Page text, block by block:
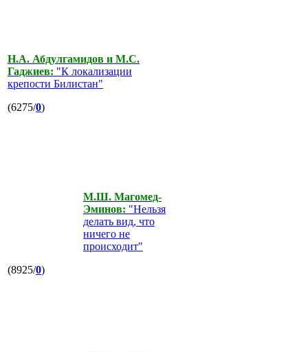
Н.А. Абдулгамидов и М.С.
Гаджиев: "К локализации
крепости Билистан"
(6275/0)
М.Ш. Магомед-
Эминов: "Нельзя
делать вид, что
ничего не
происходит"
(8925/0)